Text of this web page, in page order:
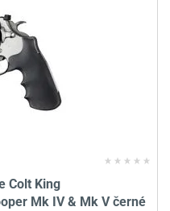
Colt King
Mk IV & Mk V černé